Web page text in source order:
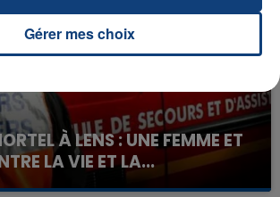
À LENS : UNE FEMME ET
LA VIE ET LA...
immolé par le feu après avoir
Gérer mes choix